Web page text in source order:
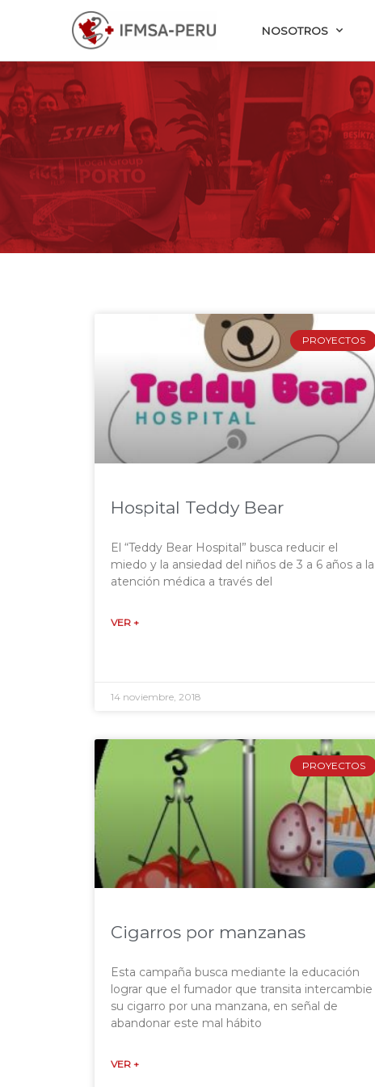
NOSOTROS
PROYECTOS
Hospital Teddy Bear
El “Teddy Bear Hospital” busca reducir el
miedo y la ansiedad del niños de 3 a 6 años a la
atención médica a través del
VER +
14 noviembre, 2018
PROYECTOS
Cigarros por manzanas
Esta campaña busca mediante la educación
lograr que el fumador que transita intercambie
su cigarro por una manzana, en señal de
abandonar este mal hábito
VER +